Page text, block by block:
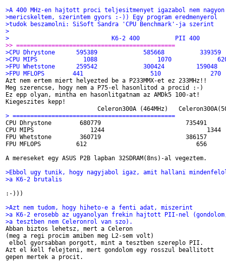
>A 400 MHz-en hajtott proci teljesitmenyet igazabol nem nagyon
>mericskeltem, szerintem gyors :-)) Egy program eredmenyerol
>tudok beszamolni: SiSoft Sandra 'CPU Benchmark'-ja szerint
>
>                             K6-2 400          PII 400
>> =============================================
>CPU Dhrystone      595389             585668          339359
>CPU MIPS             1088                 1070
>FPU Whetstone      259542             300424         159048
>FPU MFLOPS        441                   510              270
Azt nem ertem miert helyezted be a P233MMX-et ez 233MHz!!
Meg szerencse, hogy nem a P75-el hasonlitod a procid :-)
Ez epp olyan, mintha en hasonlitgatnam az AMDk5 100-at!
Kiegeszites kepp!
> ==============================================
CPU Dhrystone        680779                        735491
CPU MIPS                1244                             1344
FPU Whetstone        360719                        386157
FPU MFLOPS          612                               656
A mereseket egy ASUS P2B lapban 32SDRAM(8ns)-al vegeztem.
>Ebbol ugy tunik, hogy nagyjabol igaz, amit hallani
>a K6-2 brutalis
:-)))
>Azt nem tudom, hogy hiheto-e a fenti adat, miszerint
>a K6-2 erosebb az ugyanolyan frekin hajtott PII-nel
>a tesztben nem Celeronrol van szo).
Abban biztos lehetsz, mert a Celeron
(meg a regi procim amiben meg L2-sem volt)
elbol gyorsabban porgott, mint a tesztben szereplo PII.
Azt el kell felejteni, mert gondolom egy rosszul beallitott
gepen mertek a procit.